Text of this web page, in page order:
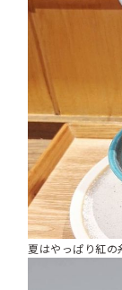
夏はやっぱり紅の